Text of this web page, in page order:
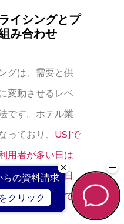
イシングとプ
み合わせ
グは、需要と供
変動させるレベ
です。ホテル業
っており、 USJで
用者が多い日は
用者が少ない日
益を最大化して